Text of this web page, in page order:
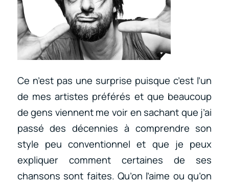
Ce n’est pas une surprise puisque c’est l’un
de mes artistes préférés et que beaucoup
de gens viennent me voir en sachant que j’ai
passé des décennies à comprendre son
style peu conventionnel et que je peux
expliquer comment certaines de ses
chansons sont faites. Qu’on l’aime ou qu’on